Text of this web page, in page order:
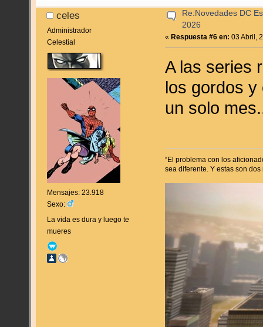
celes
Administrador
Celestial
Mensajes: 23.918
Sexo:
La vida es dura y luego te
mueres
Re:Novedades DC
2026
«Respuesta #6 en: 03 Abril,
A las series
los gordos y
un solo
“El problema con los
sea diferente. Y estas son